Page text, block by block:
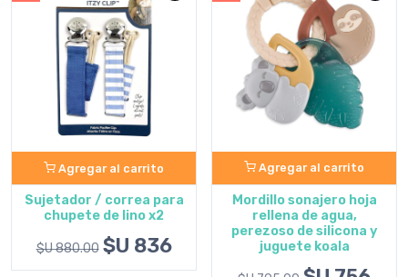
Agregar al carrito
Sujetador / correa para
chupete de lino x2
$U 880.00 $U 836
Agregar al carrito
Mordillo sonajero hoja
rellena de agua,
perezoso de silicona y
juguete koala